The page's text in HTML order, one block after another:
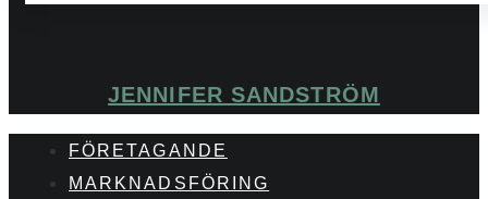
JENNIFER SANDSTRÖM
FÖRETAGANDE
MARKNADSFÖRING